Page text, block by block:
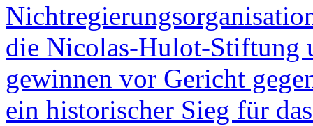
die Nicolas-Hulot-Stiftung
gewinnen vor Gericht
ein historischer Sieg für